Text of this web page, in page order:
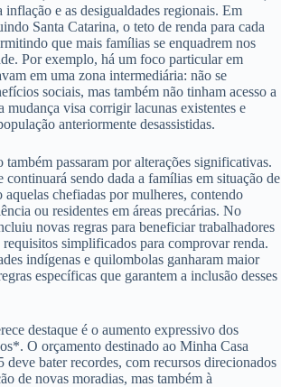
inflação e as desigualdades regionais. Em
Santa Catarina, o teto de renda para cada
que mais famílias se enquadrem nos
Por exemplo, há um foco particular em
em uma zona intermediária: não se
sociais, mas também não tinham acesso a
mudança visa corrigir lacunas existentes e
anteriormente desassistidas.
também passaram por alterações significativas.
sendo dada a famílias em situação de
chefiadas por mulheres, contendo
ou residentes em áreas precárias. No
novas regras para beneficiar trabalhadores
simplificados para comprovar renda.
indígenas e quilombolas ganharam maior
específicas que garantem a inclusão desses
destaque é o aumento expressivo dos
O orçamento destinado ao Minha Casa
bater recordes, com recursos direcionados
de novas moradias, mas também à